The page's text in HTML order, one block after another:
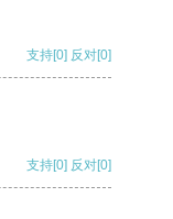
支持[0] 反对[0]
支持[0] 反对[0]